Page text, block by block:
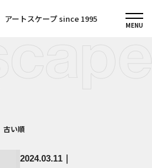
アートスケープ since 1995
古い順
2024.03.11